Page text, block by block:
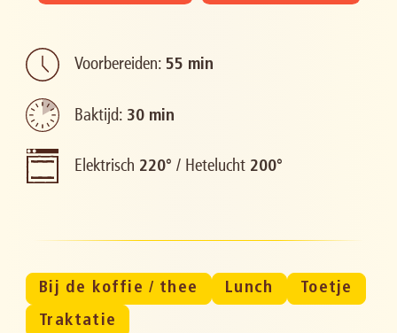
Voorbereiden: 55 min
Baktijd: 30 min
Elektrisch 220° / Hetelucht 200°
Bij de koffie / thee Lunch
Toetje
Traktatie